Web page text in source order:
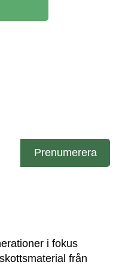
i fokus
från
Prenumerera